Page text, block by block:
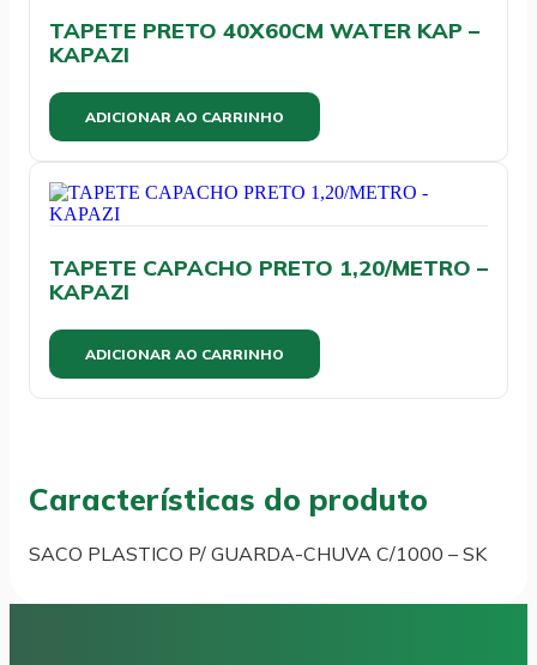
TAPETE PRETO 40X60CM WATER KAP –
KAPAZI
ADICIONAR AO CARRINHO
TAPETE CAPACHO PRETO 1,20/METRO –
KAPAZI
ADICIONAR AO CARRINHO
Características do produto
SACO PLASTICO P/ GUARDA-CHUVA C/1000 – SK